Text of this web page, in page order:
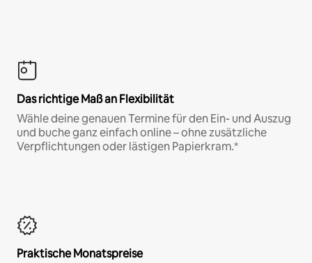
Das richtige Maß an Flexibilität
Wähle deine genauen Termine für den Ein- und Auszug
und buche ganz einfach online – ohne zusätzliche
Verpflichtungen oder lästigen Papierkram.*
Praktische Monatspreise